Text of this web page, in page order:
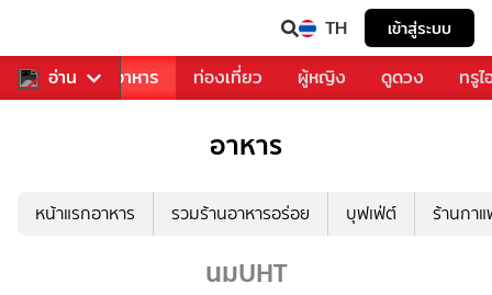
TH เข้าสู่ระบบ
อ่าน
การเพลง อาหาร ท่องเที่ยว ผู้หญิง ดูดวง ทรู
อาหาร
หน้าแรกอาหาร รวมร้านอาหารอร่อย บุฟเฟ่ต์ ร้านกา
นมUHT